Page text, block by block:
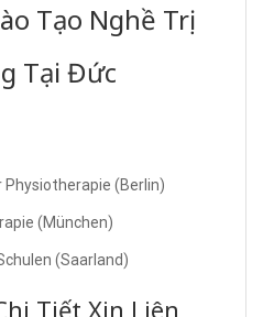
Tạo Nghề Trị
Tại Đức
(Berlin)
(München)
(Saarland)
Tiết Xin Liên